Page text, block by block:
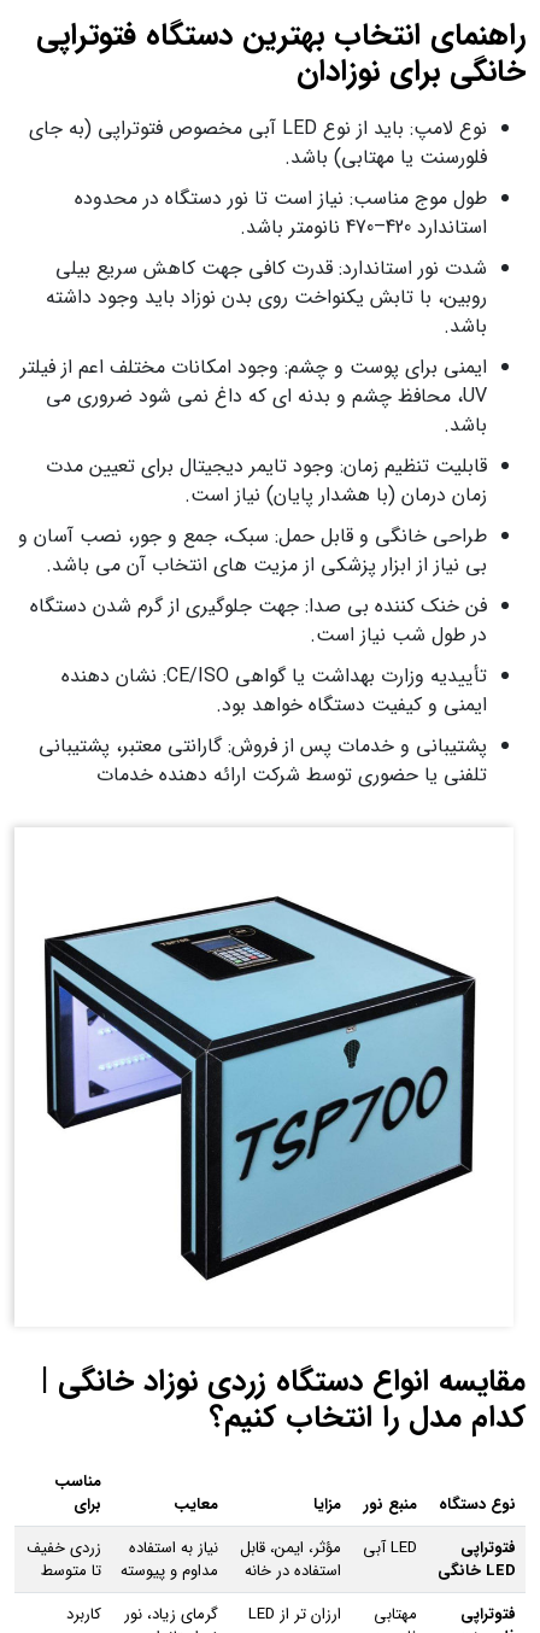
راهنمای انتخاب بهترین دستگاه فتوتراپی
خانگی برای نوزادان
نوع لامپ: باید از نوع LED آبی مخصوص فتوتراپی (به جای
فلورسنت یا مهتابی) باشد.
طول موج مناسب: نیاز است تا نور دستگاه در محدوده
استاندارد 420–470 نانومتر باشد.
شدت نور استاندارد: قدرت کافی جهت کاهش سریع بیلی‌
روبین، با تابش یکنواخت روی بدن نوزاد باید وجود داشته
باشد.
ایمنی برای پوست و چشم: وجود امکانات مختلف اعم از فیلتر
UV، محافظ چشم و بدنه‌ ای که داغ نمی‌ شود ضروری می
باشد.
قابلیت تنظیم زمان: وجود تایمر دیجیتال برای تعیین مدت
زمان درمان (با هشدار پایان) نیاز است.
طراحی خانگی و قابل حمل: سبک، جمع‌ و جور، نصب آسان و
بی‌ نیاز از ابزار پزشکی از مزیت های انتخاب آن می باشد.
فن خنک‌ کننده بی‌ صدا: جهت جلوگیری از گرم شدن دستگاه
در طول شب نیاز است.
تأییدیه وزارت بهداشت یا گواهی CE/ISO: نشان‌ دهنده
ایمنی و کیفیت دستگاه خواهد بود.
پشتیبانی و خدمات پس از فروش: گارانتی معتبر، پشتیبانی
تلفنی یا حضوری توسط شرکت ارائه دهنده خدمات
مقایسه انواع دستگاه زردی نوزاد خانگی |
کدام مدل را انتخاب کنیم؟
نوع دستگاه منبع نور مزایا معایب
مناسب
برای
فتوتراپی
LED خانگی
LED آبی
مؤثر، ایمن، قابل
استفاده در خانه
نیاز به استفاده
مداوم و پیوسته
زردی خفیف
تا متوسط
فتوتراپی
مهتابی
ارزان‌ تر از LED
گرمای زیاد، نور
کاربرد